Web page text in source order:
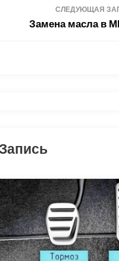
СЛЕДУЮЩАЯ
Замена масла в